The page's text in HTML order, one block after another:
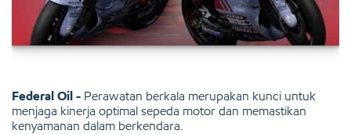
Federal Oil - Perawatan berkala merupakan kunci untuk
menjaga kinerja optimal sepeda motor dan memastikan
kenyamanan dalam berkendara.